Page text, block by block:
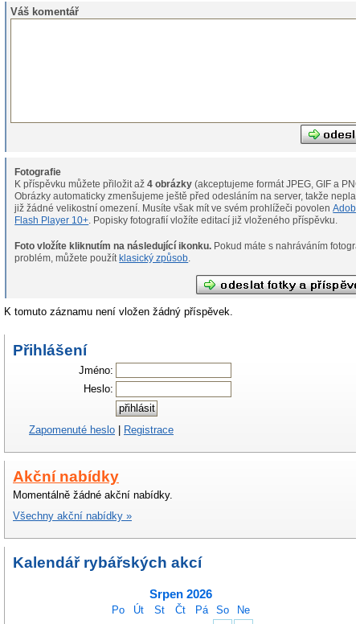
Váš komentář
Fotografie
K příspěvku můžete přiložit až4 obrázky (akceptujeme formát JPEG, GIF a
Obrázky automaticky zmenšujeme ještě před odesláním na server, takže
již žádné velikostní omezení. Musíte však mít ve svém prohlížeči povolen
Flash Player 10+ . Popisky fotografií vložíte editací již vloženého příspěvku.
Foto vložíte kliknutím na následující ikonku.
problém, můžete použítklasický způsob.
K tomuto záznamu není vložen žádný příspěvek.
Přihlášení
Jméno:
Heslo:
Zapomenuté heslo | Registrace
Akční nabídky
Momentálně žádné akční nabídky.
Všechny akční nabídky »
Kalendář rybářských akcí
Srpen 2026
Po Út St Čt Pá So
Ne